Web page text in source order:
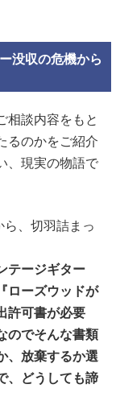
没収の危機から
相談内容をもと
るのかをご紹介
、現実の物語で
、切羽詰まっ
テージギター
ローズウッドが
許可書が必要
のでそんな書類
、放棄するか選
、どうしても諦